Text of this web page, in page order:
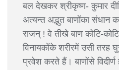
बल देखकर श्रीकृष्ण- कुमार
अत्यन्त अद्भुत बाणोंका संधान
राजन् ! वे तीखे बाण कोटि-
विनायकोंके शरीरमें उसी
प्रवेश करते हैं। बाणोंसे